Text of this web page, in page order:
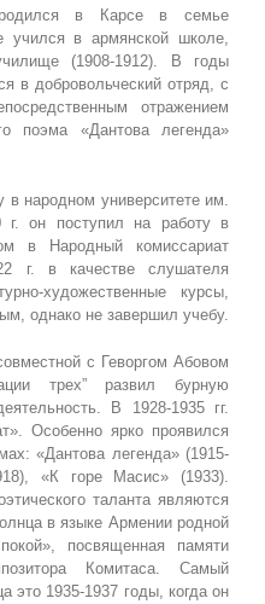
в Карсе в семье
учился в армянской школе,
(1908-1912). В годы
в добровольческий отряд, с
отражением
поэма «Дантова легенда»
в народном университете им.
он поступил на работу в
в Народный комиссариат
г. в качестве слушателя
художественные курсы,
однако не завершил учебу.
с Геворгом Абовом
трех” развил бурную
В 1928-1935 гг.
Особенно ярко проявился
«Дантова легенда» (1915-
«К горе Масис» (1933).
таланта являются
в языке Армении родной
посвященная памяти
Комитаса. Самый
это 1935-1937 годы, когда он